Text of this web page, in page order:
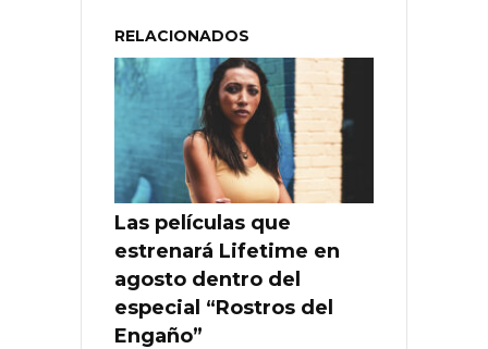
RELACIONADOS
Las películas que
estrenará Lifetime en
agosto dentro del
especial “Rostros del
Engaño”